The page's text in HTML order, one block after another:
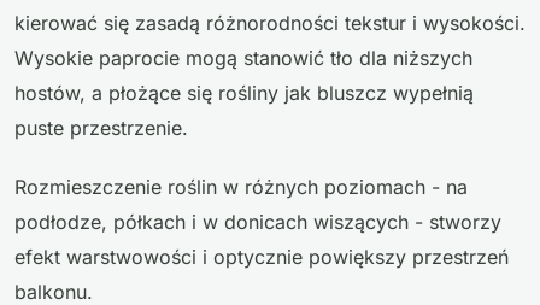
kierować się zasadą różnorodności tekstur i wysokości.
Wysokie paprocie mogą stanowić tło dla niższych
hostów, a płożące się rośliny jak bluszcz wypełnią
puste przestrzenie.
Rozmieszczenie roślin w różnych poziomach - na
podłodze, półkach i w donicach wiszących - stworzy
efekt warstwowości i optycznie powiększy przestrzeń
balkonu.